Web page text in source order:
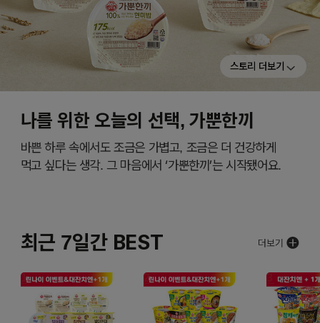
스토리 더보기
나를 위한 오늘의 선택, 가뿐한끼
바쁜 하루 속에서도 조금은 가볍고, 조금은 더 건강하게
먹고 싶다는 생각. 그 마음에서 ‘가뿐한끼’는 시작됐어요.
최근 7일간 BEST
1 2 3